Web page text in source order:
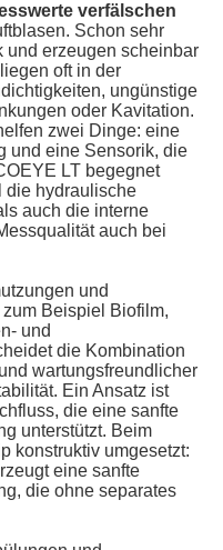
verfälschen
Schon sehr
und erzeugen scheinbar
oft in der
ungünstige
oder Kavitation.
zwei Dinge: eine
und eine Sensorik, die
LT begegnet
die hydraulische
auch die interne
auch bei
und
Beispiel Biofilm,
und
die Kombination
wartungsfreundlicher
Ein Ansatz ist
die eine sanfte
unterstützt. Beim
konstruktiv umgesetzt:
eine sanfte
die ohne separates